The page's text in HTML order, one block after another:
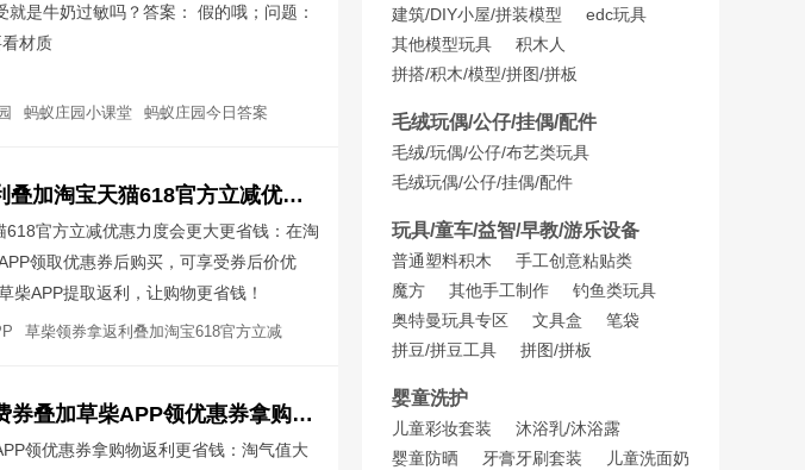
是牛奶过敏吗？答案： 假的哦；问题：
材质
蚂蚁庄园小课堂 蚂蚁庄园今日答案 蚂蚁庄园小课堂今日答案
淘宝天猫返利软件-草柴APP领优惠券拿购物返利叠加淘宝天猫618官方立减优惠力度会更大更省钱
官方立减优惠力度会更大更省钱：在淘
领取优惠券后购买，可享受券后价优
APP提取返利，让购物更省钱！
草柴领券拿返利叠加淘宝618官方立减 草柴领券拿返利叠加天猫618官方立减
淘宝天猫88VIP会员开通续费领88VIP无门槛消费券叠加草柴APP领优惠券拿购物返利更省钱
领优惠券拿购物返利更省钱：淘气值大
建筑/DIY小屋/拼装模型
edc玩具
其他模型玩具
积木人
拼搭/积木/模型/拼图/拼板
毛绒玩偶/公仔/挂偶/配件
毛绒/玩偶/公仔/布艺类玩具
毛绒玩偶/公仔/挂偶/配件
玩具/童车/益智/早教/游乐设备
普通塑料积木
手工创意粘贴类
魔方
其他手工制作
钓鱼类玩具
奥特曼玩具专区
文具盒
笔袋
拼豆/拼豆工具
拼图/拼板
婴童洗护
儿童彩妆套装
沐浴乳/沐浴露
婴童防晒
牙膏牙刷套装
儿童洗面奶